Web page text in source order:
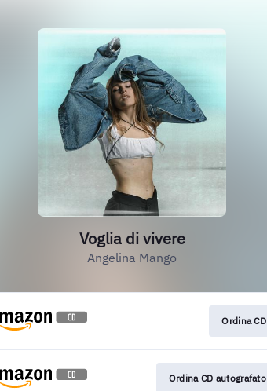
Voglia di vivere
Angelina Mango
Ordina CD
Ordina CD autografato